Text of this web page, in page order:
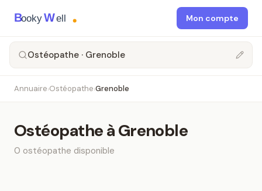
BookyWell Mon compte
Ostéopathe · Grenoble
Annuaire›Ostéopathe›Grenoble
OstéopatheàGrenoble
0 ostéopathe disponible